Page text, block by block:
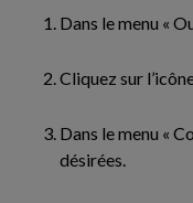
Dans le menu «
Cliquez sur
Dans le menu «
désirées.